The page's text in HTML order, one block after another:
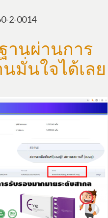
2-0014
านผ่านการ
มั่นใจได้เลย